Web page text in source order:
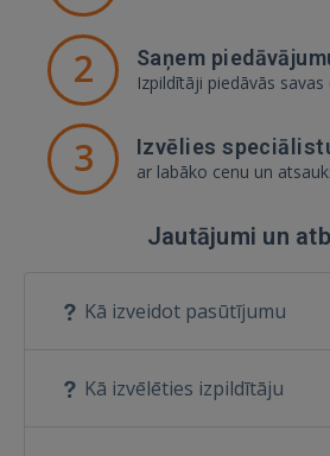
2 Saņem
Izpildītāji piedāvās savas
3 Izvēlies
ar labāko cenu un
Jautājumi un
Kā izveidot pasūtījumu
Kā izvēlēties izpildītāju